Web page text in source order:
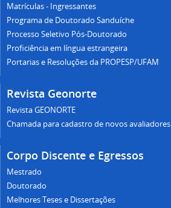
Matrículas - Ingressantes
Programa de Doutorado Sanduíche
Processo Seletivo Pós-Doutorado
Proficiência em língua estrangeira
Portarias e Resoluções da PROPESP/UFAM
Revista Geonorte
Revista GEONORTE
Chamada para cadastro de novos avaliadores
Corpo Discente e Egressos
Mestrado
Doutorado
Melhores Teses e Dissertações